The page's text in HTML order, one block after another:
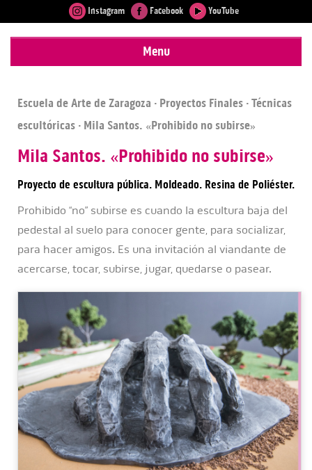
Instagram Facebook YouTube
Menu
Escuela de Arte de Zaragoza · Proyectos Finales ·Técnicas
escultóricas · Mila Santos. «Prohibido no subirse»
Mila Santos. «Prohibido no subirse»
Proyecto de escultura pública. Moldeado. Resina de Poliéster.
Prohibido “no” subirse es cuando la escultura baja del
pedestal al suelo para conocer gente, para socializar,
para hacer amigos. Es una invitación al viandante de
acercarse, tocar, subirse, jugar, quedarse o pasear.